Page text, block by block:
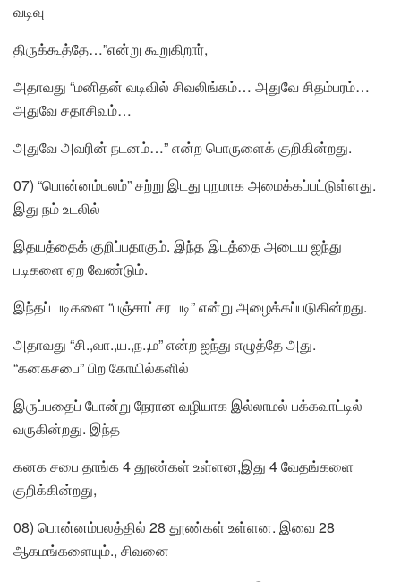
வடிவு
திருக்கூத்தே…”என்று கூறுகிறார்,
அதாவது “மனிதன் வடிவில் சிவலிங்கம்… அதுவே சிதம்பரம்…
அதுவே சதாசிவம்…
அதுவே அவரின் நடனம்…” என்ற பொருளைக் குறிகின்றது.
07) “பொன்னம்பலம்” சற்று இடது புறமாக அமைக்கப்பட்டுள்ளது.
இது நம் உடலில்
இதயத்தைக் குறிப்பதாகும். இந்த இடத்தை அடைய ஐந்து
படிகளை ஏற வேண்டும்.
இந்தப் படிகளை “பஞ்சாட்சர படி” என்று அழைக்கப்படுகின்றது.
அதாவது “சி.,வா.,ய.,ந.,ம” என்ற ஐந்து எழுத்தே அது.
“கனகசபை” பிற கோயில்களில்
இருப்பதைப் போன்று நேரான வழியாக இல்லாமல் பக்கவாட்டில்
வருகின்றது. இந்த
கனக சபை தாங்க 4 தூண்கள் உள்ளன,இது 4 வேதங்களை
குறிக்கின்றது,
08) பொன்னம்பலத்தில் 28 தூண்கள் உள்ளன. இவை 28
ஆகமங்களையும்., சிவனை